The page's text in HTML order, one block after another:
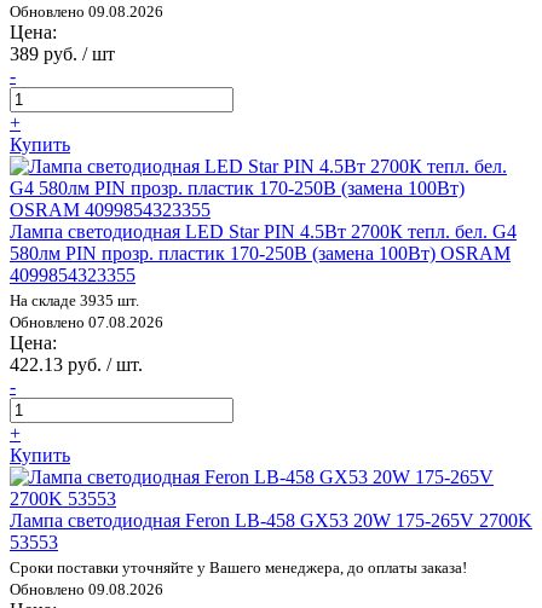
Обновлено 09.08.2026
Цена:
389 руб. / шт
-
+
Купить
Лампа светодиодная LED Star PIN 4.5Вт 2700К тепл. бел. G4
580лм PIN прозр. пластик 170-250В (замена 100Вт) OSRAM
4099854323355
На складе 3935 шт.
Обновлено 07.08.2026
Цена:
422.13 руб. / шт.
-
+
Купить
Лампа светодиодная Feron LB-458 GX53 20W 175-265V 2700K
53553
Сроки поставки уточняйте у Вашего менеджера, до оплаты заказа!
Обновлено 09.08.2026